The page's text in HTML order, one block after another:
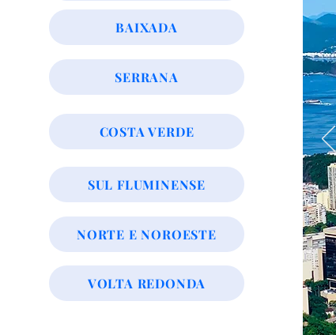
BAIXADA
SERRANA
COSTA VERDE
SUL FLUMINENSE
NORTE E NOROESTE
VOLTA REDONDA